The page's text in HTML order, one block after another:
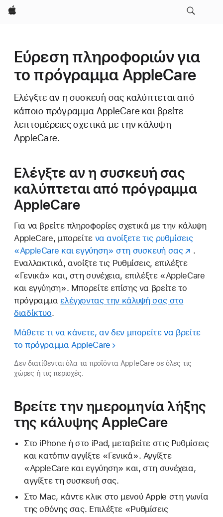
Apple
Εύρεση πληροφοριών για
το πρόγραμμα AppleCare
Ελέγξτε αν η συσκευή σας καλύπτεται από
κάποιο πρόγραμμα AppleCare και βρείτε
λεπτομέρειες σχετικά με την κάλυψη
AppleCare.
Ελέγξτε αν η συσκευή σας
καλύπτεται από πρόγραμμα
AppleCare
Για να βρείτε πληροφορίες σχετικά με την κάλυψη
AppleCare, μπορείτε να ανοίξετε τις ρυθμίσεις
«AppleCare και εγγύηση» στη συσκευή σας
.
Εναλλακτικά, ανοίξτε τις Ρυθμίσεις, επιλέξτε
«Γενικά» και, στη συνέχεια, επιλέξτε «AppleCare
και εγγύηση». Μπορείτε επίσης να βρείτε το
πρόγραμμα ελέγχοντας την κάλυψή σας στο
διαδίκτυο.
Μάθετε τι να κάνετε, αν δεν μπορείτε να βρείτε
το πρόγραμμα AppleCare
Δεν διατίθενται όλα τα προϊόντα AppleCare σε όλες τις
χώρες ή τις περιοχές.
Βρείτε την ημερομηνία λήξης
της κάλυψης AppleCare
Στο iPhone ή στο iPad, μεταβείτε στις Ρυθμίσεις
και κατόπιν αγγίξτε «Γενικά». Αγγίξτε
«AppleCare και εγγύηση» και, στη συνέχεια,
αγγίξτε τη συσκευή σας.
Στο Mac, κάντε κλικ στο μενού Apple στη γωνία
της οθόνης σας. Επιλέξτε «Ρυθμίσεις